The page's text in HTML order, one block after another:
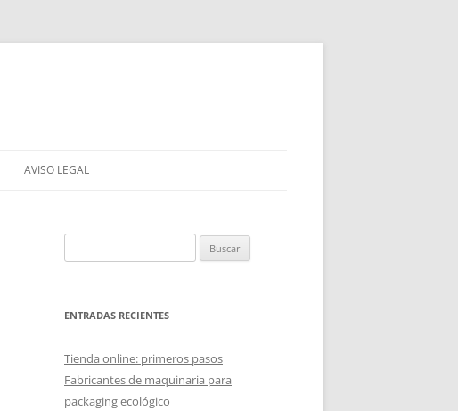
AVISO LEGAL
ENTRADAS RECIENTES
Tienda online: primeros pasos
Fabricantes de maquinaria para
packaging ecológico